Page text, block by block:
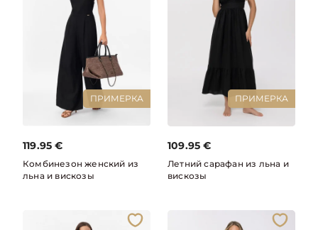
ПРИМЕРКА
119.95 €
Комбинезон женский из
льна и вискозы
ПРИМЕРКА
109.95 €
Летний сарафан из льна и
вискозы